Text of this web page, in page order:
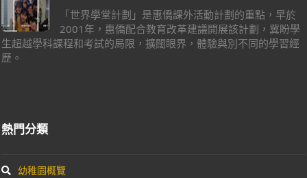
「世界學堂計劃」是惠僑課外活動計劃的重點，早於
2001年，惠僑配合教育改革建議開展該計劃，冀盼學
生超越學科課程和考試的局限，擴闊眼界，體驗與別不同的學習經
歷。
熱門分類
幼稚園概覽